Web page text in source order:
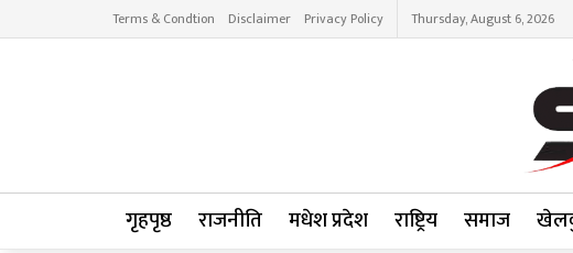
Terms & Condtion Disclaimer Privacy Policy Thursday, August 6, 2026
गृहपृष्ठ राजनीति मधेश प्रदेश राष्ट्रिय समाज